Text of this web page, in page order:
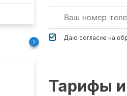
Даю согласие на
Тарифы